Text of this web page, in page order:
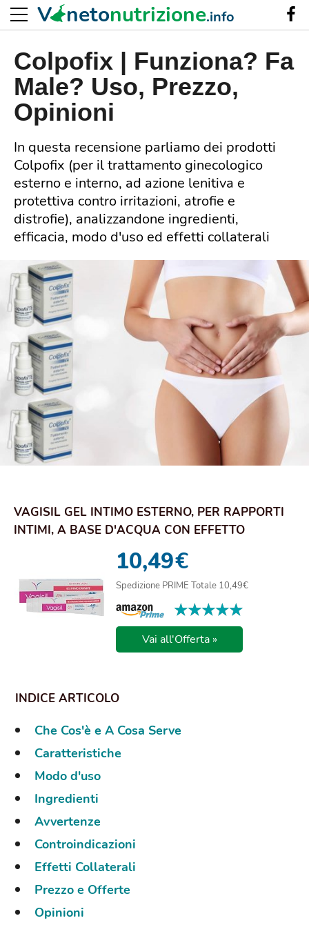
Colpofix | Funziona? Fa
Male? Uso, Prezzo,
Opinioni
In questa recensione parliamo dei prodotti
Colpofix (per il trattamento ginecologico
esterno e interno, ad azione lenitiva e
protettiva contro irritazioni, atrofie e
distrofie), analizzandone ingredienti,
efficacia, modo d'uso ed effetti collaterali
VAGISIL GEL INTIMO ESTERNO, PER RAPPORTI
INTIMI, A BASE D'ACQUA CON EFFETTO
10,49€
Spedizione PRIME Totale 10,49€
★★★★★
★★★★★
Vai all'Offerta »
Che Cos'è e A Cosa Serve
Caratteristiche
Modo d'uso
Ingredienti
Avvertenze
Controindicazioni
Effetti Collaterali
Prezzo e Offerte
Opinioni
V netonutrizione.info